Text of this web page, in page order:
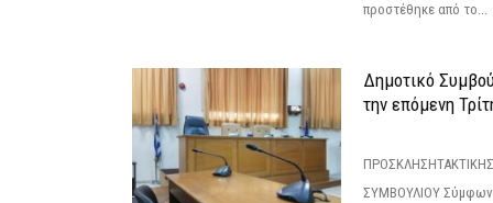
προστέθηκε από το...
Δημοτικό
την επόμενη
ΣΥΜΒΟΥΛΙΟΥ